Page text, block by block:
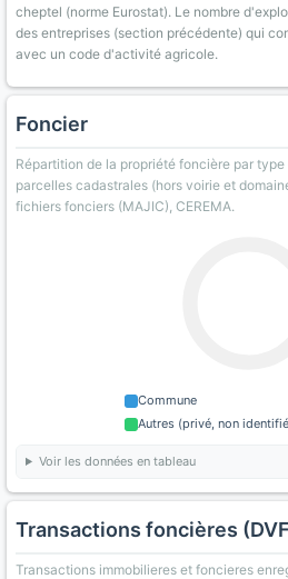
cheptel (norme Eurostat). Le nombre
des entreprises (section précédente) qui
avec un code d'activité agricole.
Foncier
Répartition de la propriété foncière par
parcelles cadastrales (hors voirie et
fichiers fonciers (MAJIC), CEREMA.
Commune
Autres (privé, non
Voir les données en tableau
Transactions foncières
Transactions immobilieres et foncieres